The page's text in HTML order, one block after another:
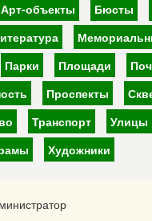
Арт-объекты Бюсты
Парки Площади
Проспекты
Транспорт Улицы
Художники